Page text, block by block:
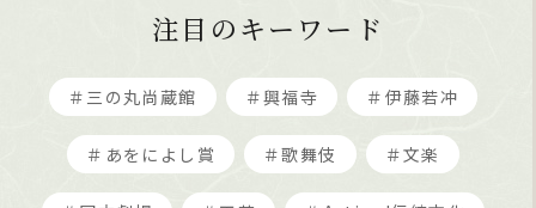
注目のキーワード
＃三の丸尚蔵館 ＃興福寺 ＃伊藤若冲
＃あをによし賞 ＃歌舞伎 ＃文楽